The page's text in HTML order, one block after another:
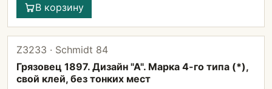
В корзину
Z3233 · Schmidt 84
Грязовец 1897. Дизайн "А". Марка 4-го типа (*),
свой клей, без тонких мест